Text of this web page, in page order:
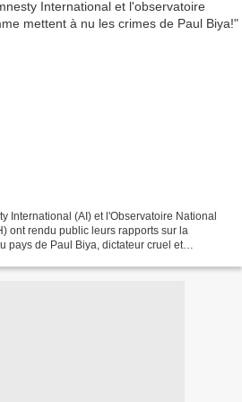
International (AI) et l'Observatoire National
ont rendu public leurs rapports sur la
pays de Paul Biya, dictateur cruel et